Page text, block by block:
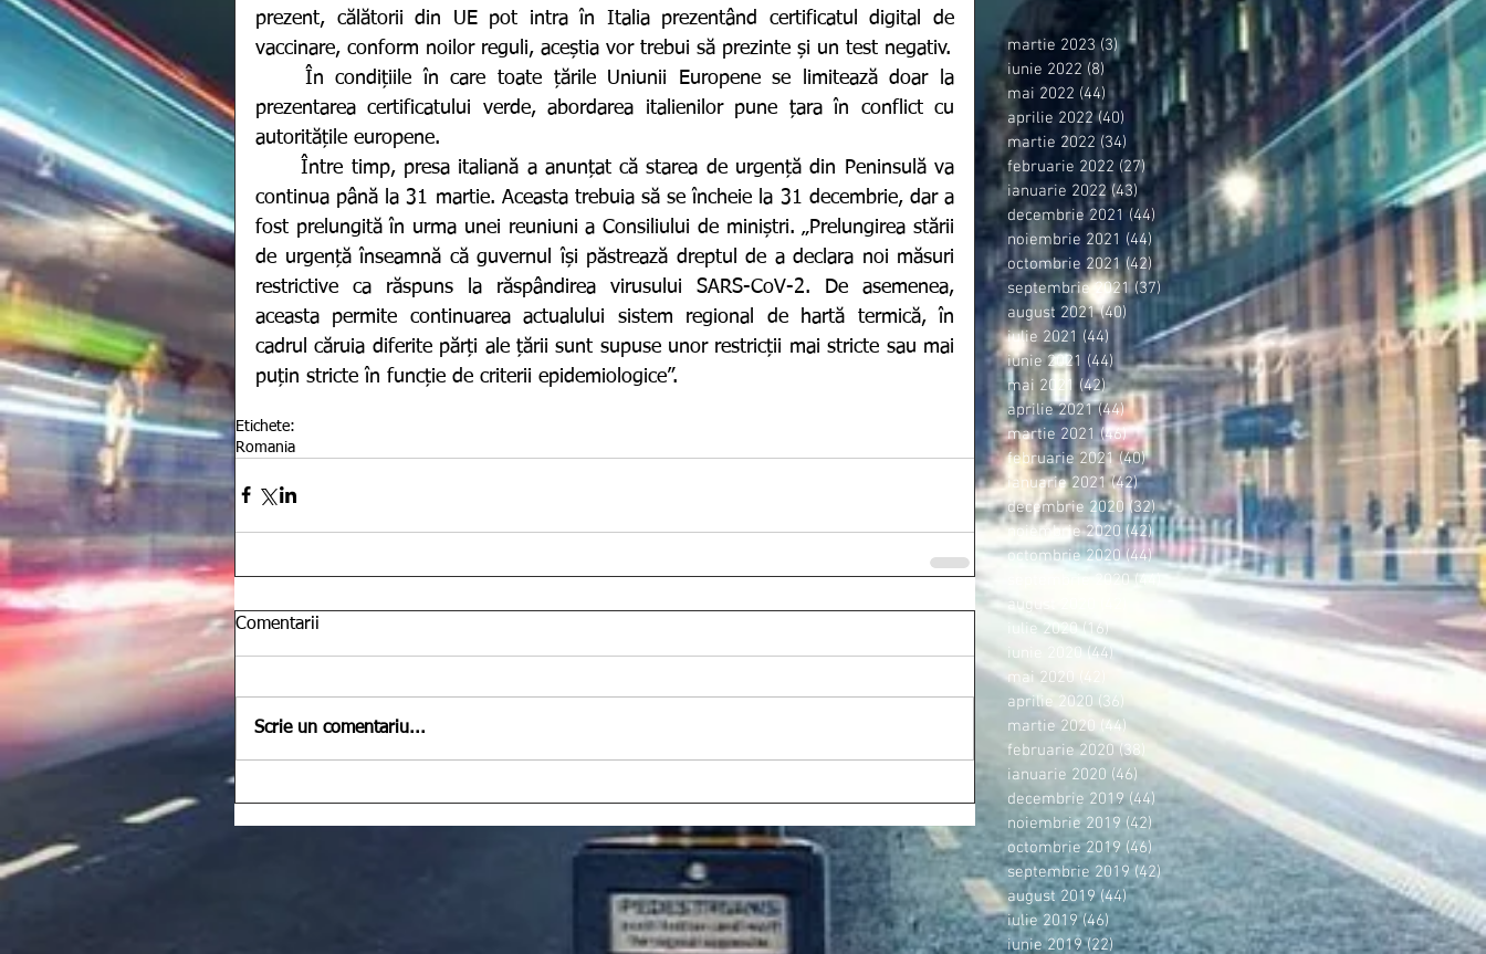
prezent, călătorii din UE pot intra în Italia prezentând certificatul digital de
vaccinare, conform noilor reguli, aceștia vor trebui să prezinte și un test negativ.
prezentarea certificatului verde, abordarea italienilor pune țara în conflict cu
autoritățile europene.
continua până la 31 martie. Aceasta trebuia să se încheie la 31 decembrie, dar a
fost prelungită în urma unei reuniuni a Consiliului de miniștri. „Prelungirea stării
de urgență înseamnă că guvernul își păstrează dreptul de a declara noi măsuri
restrictive ca răspuns la răspândirea virusului SARS-CoV-2. De asemenea,
aceasta permite continuarea actualului sistem regional de hartă termică, în
cadrul căruia diferite părți ale țării sunt supuse unor restricții mai stricte sau mai
puțin stricte în funcție de criterii epidemiologice”.
Etichete:
Romania
Comentarii
Scrie un comentariu...
martie 2023 (3)3 postări
iunie 2022 (8)8 postări
mai 2022 (44) 44 postări
aprilie 2022 (40) 40 postări
martie 2022 (34) 34 postări
februarie 2022 (27) 27 postări
ianuarie 2022 (43)43 postări
decembrie 2021 (44) 44 postări
noiembrie 2021 (44) 44 postări
octombrie 2021 (42) 42 postări
septembrie 2021 (37) 37 postări
august 2021 (40) 40 postări
iulie 2021 (44) 44 postări
iunie 2021 (44) 44 postări
mai 2021 (42)42 postări
aprilie 2021 (44)44 postări
martie 2021 (46)46 postări
februarie 2021 (40)40 postări
ianuarie 2021 (42)42 postări
decembrie 2020 (32)32 postări
noiembrie 2020 (42)42 postări
octombrie 2020 (44)44 postări
septembrie 2020 (44)
44 postări
august 2020
iulie 2020 (16)16 postări
iunie 2020 (44)44 postări
mai 2020
42 postări
aprilie 2020 (36)
martie 2020 (44)
februarie 2020 (38)
38 postări
ianuarie 2020 (46) 46 postări
decembrie 2019 (44) 44 postări
noiembrie 2019 (42)42 postări
octombrie 2019 (46) 46 postări
septembrie 2019 (42) 42 postări
august 2019 (44)44 postări
iulie 2019 (46) 46 postări
iunie 2019 (22)22 postări